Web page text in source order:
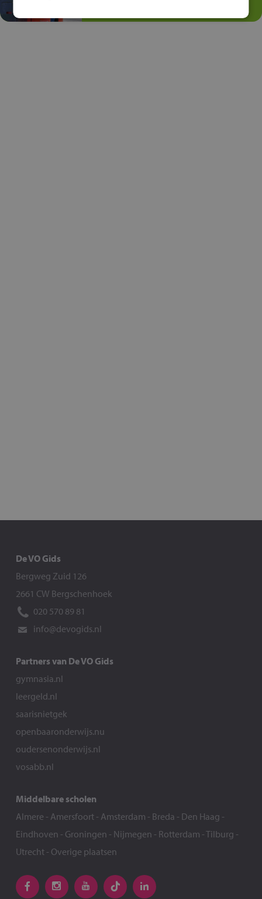
De VO Gids
Bergweg Zuid 126
2661 CW Bergschenhoek
020 570 89 81
info@devogids.nl
Partners van De VO Gids
gymnasia.nl
leergeld.nl
saarisnietgek
openbaaronderwijs.nu
oudersenonderwijs.nl
vosabb.nl
Middelbare scholen
Almere - Amersfoort- Amsterdam - Breda - Den Haag -
Eindhoven - Groningen - Nijmegen - Rotterdam -Tilburg -
Utrecht- Overige plaatsen